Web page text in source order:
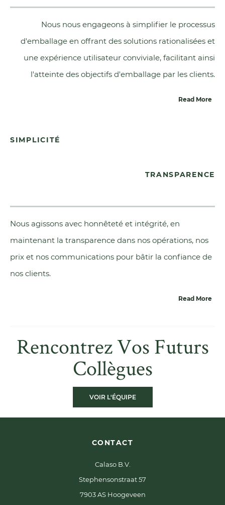
Nous nous engageons à simplifier le processus
d'emballage en offrant des solutions rationalisées et
une expérience utilisateur conviviale, facilitant ainsi
l'atteinte des objectifs d'emballage par les clients.
Read More
SIMPLICITÉ
TRANSPARENCE
Nous agissons avec honnêteté et intégrité, en
maintenant la transparence dans nos opérations, nos
prix et nos communications pour bâtir la confiance de
nos clients.
Read More
Rencontrez Vos Futurs
Collègues
VOIR L'ÉQUIPE
CONTACT
Calaso B.V.
Stephensonstraat 57
7903 AS Hoogeveen